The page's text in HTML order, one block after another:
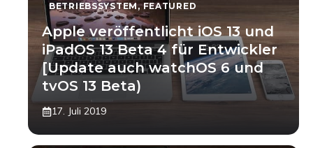
BETRIEBSSYSTEM,FEATURED
Apple veröffentlicht iOS 13 und
iPadOS 13 Beta 4 für Entwickler
[Update auch watchOS 6 und
tvOS 13 Beta)
17. Juli 2019